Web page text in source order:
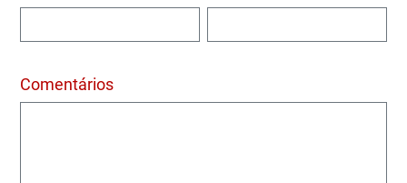
Comentários